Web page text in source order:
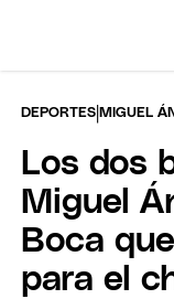
DEPORTES |MIGUEL
Los dos
Miguel
Boca
para el